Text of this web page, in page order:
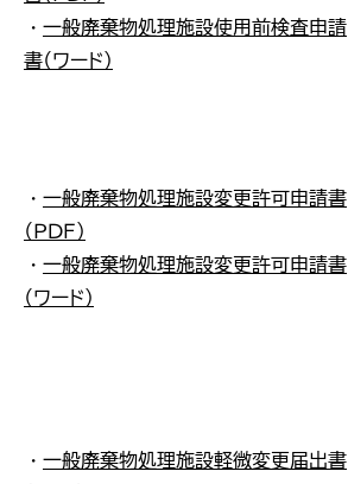
・ 一般廃棄物処理施設使用前検査申請
書（ワード）
・ 一般廃棄物処理施設変更許可申請書
（ＰＤＦ）
・ 一般廃棄物処理施設変更許可申請書
（ワード）
・ 一般廃棄物処理施設軽微変更届出書